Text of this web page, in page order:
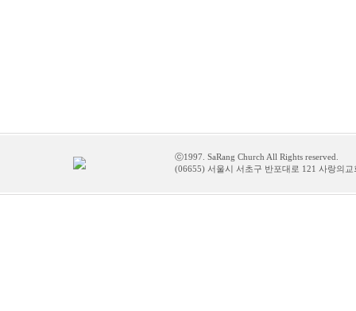
ⓒ1997. SaRang Church All Rights reserved.
(06655) 서울시 서초구 반포대로 121 사랑의